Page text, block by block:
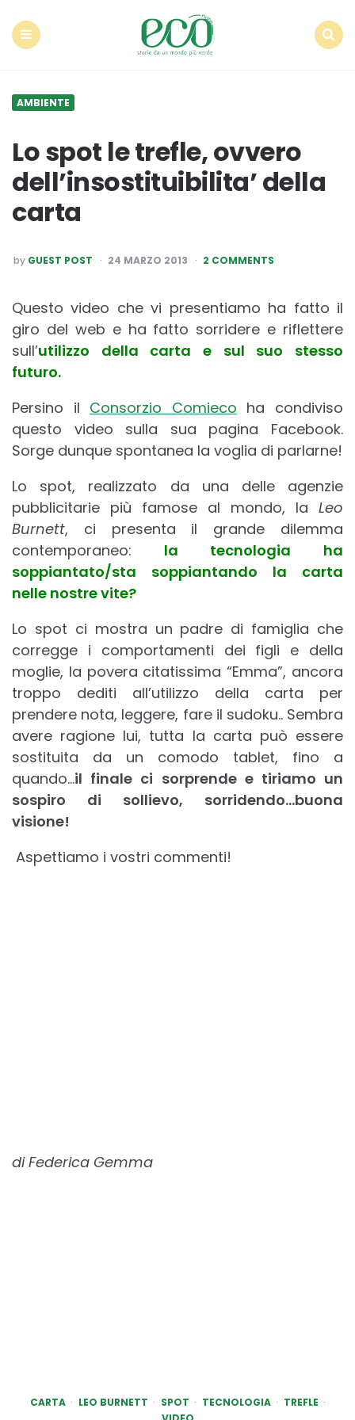
AMBIENTE
Lo spot le trefle, ovvero
dell’insostituibilita’ della
carta
POSTED
BY
by GUEST POST 24 MARZO 2013 2 COMMENTS
Questo video che vi presentiamo ha fatto il
giro del web e ha fatto sorridere e riflettere
sull’utilizzo della carta e sul suo stesso
futuro.
Persino il Consorzio Comieco ha condiviso
questo video sulla sua pagina Facebook.
Sorge dunque spontanea la voglia di parlarne!
Lo spot, realizzato da una delle agenzie
pubblicitarie più famose al mondo, la Leo
Burnett, ci presenta il grande dilemma
contemporaneo: la tecnologia ha
soppiantato/sta soppiantando la carta
nelle nostre vite?
Lo spot ci mostra un padre di famiglia che
corregge i comportamenti dei figli e della
moglie, la povera citatissima “Emma”, ancora
troppo dediti all’utilizzo della carta per
prendere nota, leggere, fare il sudoku.. Sembra
avere ragione lui, tutta la carta può essere
sostituita da un comodo tablet, fino a
quando…il finale ci sorprende e tiriamo un
sospiro di sollievo, sorridendo…buona
visione!
Aspettiamo i vostri commenti!
di Federica Gemma
CARTA LEO BURNETT SPOT TECNOLOGIA
TREFLE